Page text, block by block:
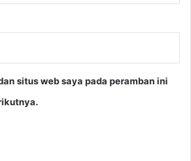
situs web saya pada peramban ini